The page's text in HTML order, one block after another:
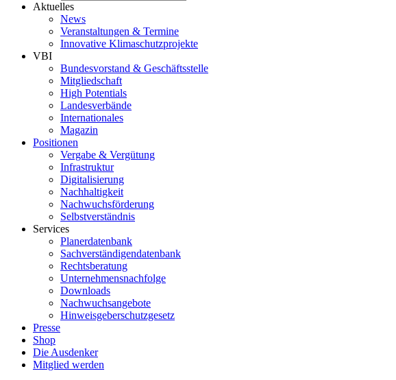
Aktuelles
News
Veranstaltungen & Termine
Innovative Klimaschutzprojekte
VBI
Bundesvorstand & Geschäftsstelle
Mitgliedschaft
High Potentials
Landesverbände
Internationales
Magazin
Positionen
Vergabe & Vergütung
Infrastruktur
Digitalisierung
Nachhaltigkeit
Nachwuchsförderung
Selbstverständnis
Services
Planerdatenbank
Sachverständigendatenbank
Rechtsberatung
Unternehmensnachfolge
Downloads
Nachwuchsangebote
Hinweisgeberschutzgesetz
Presse
Shop
Die Ausdenker
Mitglied werden